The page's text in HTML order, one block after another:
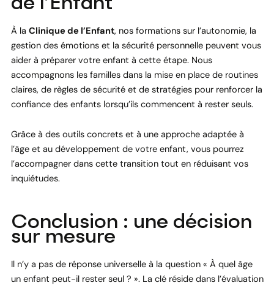
de l’Enfant
À la Clinique de l’Enfant, nos formations sur l’autonomie, la
gestion des émotions et la sécurité personnelle peuvent vous
aider à préparer votre enfant à cette étape. Nous
accompagnons les familles dans la mise en place de routines
claires, de règles de sécurité et de stratégies pour renforcer la
confiance des enfants lorsqu’ils commencent à rester seuls.
Grâce à des outils concrets et à une approche adaptée à
l’âge et au développement de votre enfant, vous pourrez
l’accompagner dans cette transition tout en réduisant vos
inquiétudes.
Conclusion : une décision
sur mesure
Il n’y a pas de réponse universelle à la question « À quel âge
un enfant peut-il rester seul ? ». La clé réside dans l’évaluation